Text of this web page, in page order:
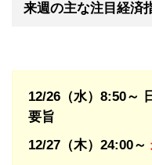
来週の主な注目経済
12/26（水）8:50～
要旨
12/27（木）24:00～